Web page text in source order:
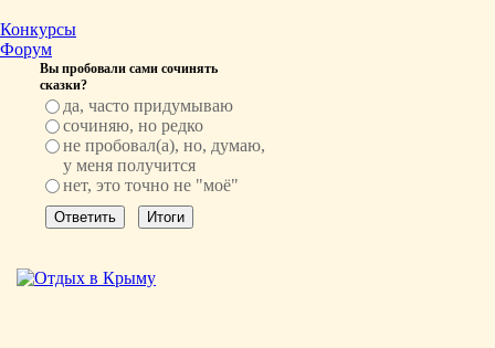
Конкурсы
Форум
Вы пробовали сами сочинять
сказки?
да, часто придумываю
сочиняю, но редко
не пробовал(а), но, думаю,
у меня получится
нет, это точно не "моё"